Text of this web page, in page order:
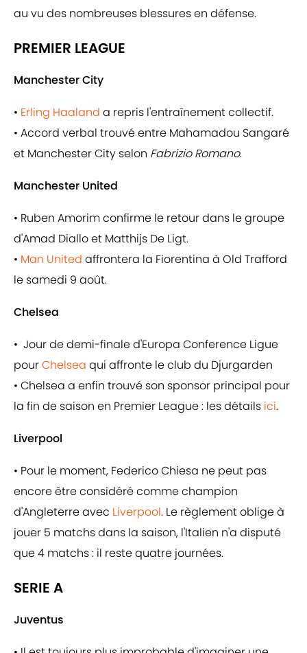
au vu des nombreuses blessures en défense.
PREMIER LEAGUE
Manchester City
• Erling Haaland a repris l'entraînement collectif.
• Accord verbal trouvé entre Mahamadou Sangaré
et Manchester City selon Fabrizio Romano.
Manchester United
• Ruben Amorim confirme le retour dans le groupe
d'Amad Diallo et Matthijs De Ligt.
• Man United affrontera la Fiorentina à Old Trafford
le samedi 9 août.
Chelsea
• Jour de demi-finale d'Europa Conference Ligue
pourChelsea qui affronte le club du Djurgarden
• Chelsea a enfin trouvé son sponsor principal pour
la fin de saison en Premier League : les détails ici.
Liverpool
• Pour le moment, Federico Chiesa ne peut pas
encore être considéré comme champion
d'Angleterre avec Liverpool. Le règlement oblige à
jouer 5 matchs dans la saison, l'Italien n'a disputé
que 4 matchs : il reste quatre journées.
SERIE A
Juventus